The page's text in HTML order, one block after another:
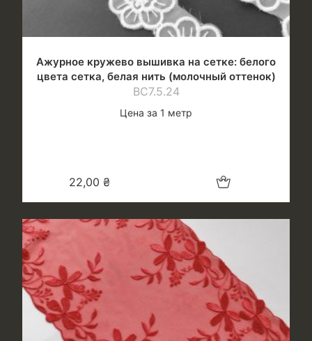
Ажурное кружево вышивка на сетке: белого
цвета сетка, белая нить (молочный оттенок)
ВС7.5.24
Цена за 1 метр
22,00 ₴ Добавить в корзину